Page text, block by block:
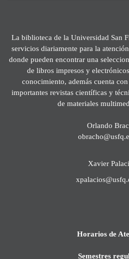
La biblioteca de la Universidad San
servicios diariamente para la
donde pueden encontrar una
de libros impresos y
conocimiento, además cuenta
importantes revistas científicas y
de materiales
Orlando
Xavier
Horarios de
Semestres